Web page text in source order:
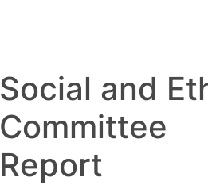
Social and
Committee
Report